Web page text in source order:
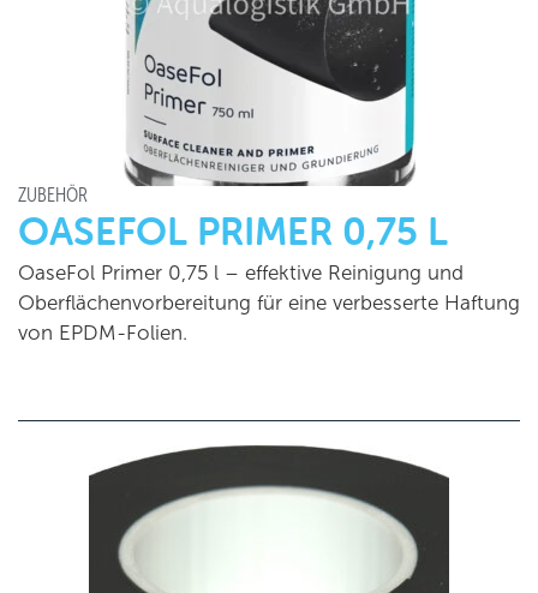
ZUBEHÖR
OASEFOL PRIMER 0,75 L
OaseFol Primer 0,75 l – effektive Reinigung und
Oberflächenvorbereitung für eine verbesserte Haftung
von EPDM-Folien.